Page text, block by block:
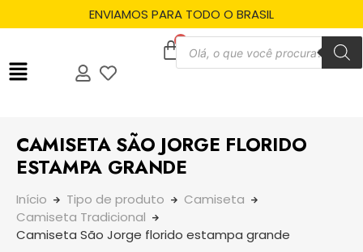
ENVIAMOS PARA TODO O BRASIL
CAMISETA SÃO JORGE FLORIDO
ESTAMPA GRANDE
Início Tipo de produto
Camiseta
Camiseta Tradicional
Camiseta São Jorge florido estampa grande